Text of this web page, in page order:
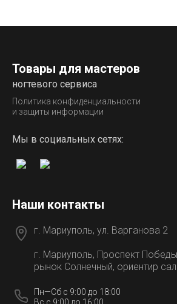
Товары для мастеров
ногтевого сервиса
Политика конфиденциальности
и защиты информации
Мы в социальных сетях:
Наши контакты
г. Мариуполь, ул. Варганова 2
г. Мариуполь, Проспект
рынок Солнечный, ориентир
Пн—Сб с 9:00 до 18:00